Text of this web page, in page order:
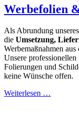
Werbefolien
Als Abrundung
die Umsetzung,
Werbemaßnahmen aus
Unsere
Folierungen und
keine Wünsche offen.
Weiterlesen …